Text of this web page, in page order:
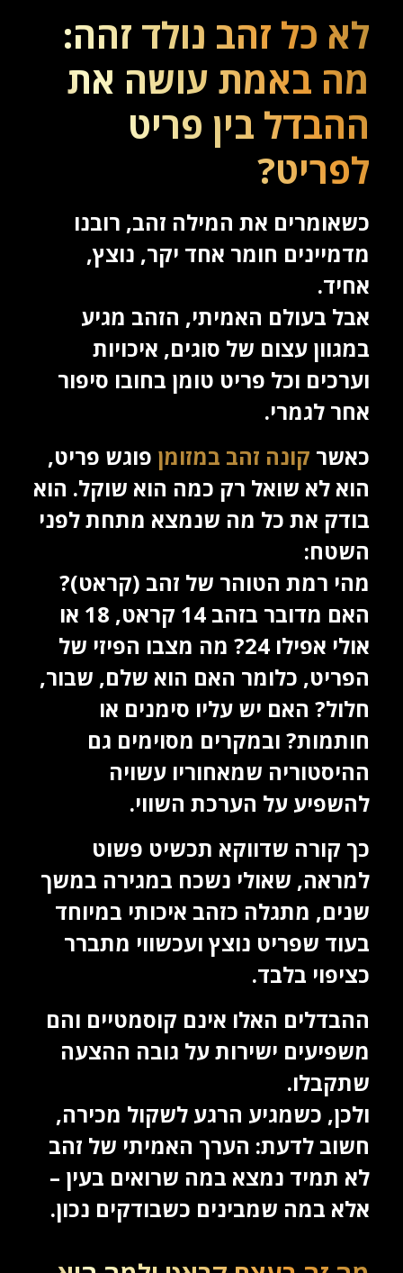
לא כל זהב נולד זהה:
מה באמת עושה את
ההבדל בין פריט
לפריט?
כשאומרים את המילה זהב, רובנו
מדמיינים חומר אחד יקר, נוצץ,
אחיד.
אבל בעולם האמיתי, הזהב מגיע
במגוון עצום של סוגים, איכויות
וערכים וכל פריט טומן בחובו סיפור
אחר לגמרי.
כאשר קונה זהב במזומן פוגש פריט,
הוא לא שואל רק כמה הוא שוקל. הוא
בודק את כל מה שנמצא מתחת לפני
השטח:
מהי רמת הטוהר של זהב (קראט)?
האם מדובר בזהב 14 קראט, 18 או
אולי אפילו 24? מה מצבו הפיזי של
הפריט, כלומר האם הוא שלם, שבור,
חלול? האם יש עליו סימנים או
חותמות? ובמקרים מסוימים גם
ההיסטוריה שמאחוריו עשויה
להשפיע על הערכת השווי.
כך קורה שדווקא תכשיט פשוט
למראה, שאולי נשכח במגירה במשך
שנים, מתגלה כזהב איכותי במיוחד
בעוד שפריט נוצץ ועכשווי מתברר
כציפוי בלבד.
ההבדלים האלו אינם קוסמטיים והם
משפיעים ישירות על גובה ההצעה
שתקבלו.
ולכן, כשמגיע הרגע לשקול מכירה,
חשוב לדעת: הערך האמיתי של זהב
לא תמיד נמצא במה שרואים בעין –
אלא במה שמבינים כשבודקים נכון.